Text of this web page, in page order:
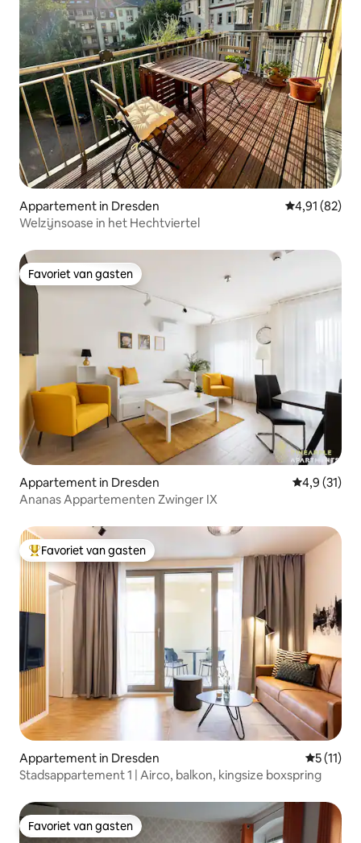
Appartement in Dresden Gemiddelde
4,91 (82)
Welzijnsoase in het Hechtviertel
Favoriet van gasten
Favoriet van gasten
Appartement in Dresden
4,9 (31)
Ananas Appartementen Zwinger IX
Topfavoriet van gasten
Favoriet van gasten
Appartement in Dresden
5 (11)
Stadsappartement 1 | Airco, balkon, kingsize boxspring
Favoriet van gasten
Favoriet van gasten